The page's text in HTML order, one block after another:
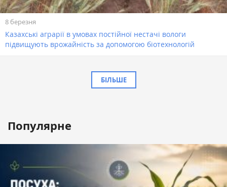
8 березня
Казахські аграрії в умовах постійної нестачі вологи
підвищують врожайність за допомогою біотехнологій
БІЛЬШЕ
Популярне